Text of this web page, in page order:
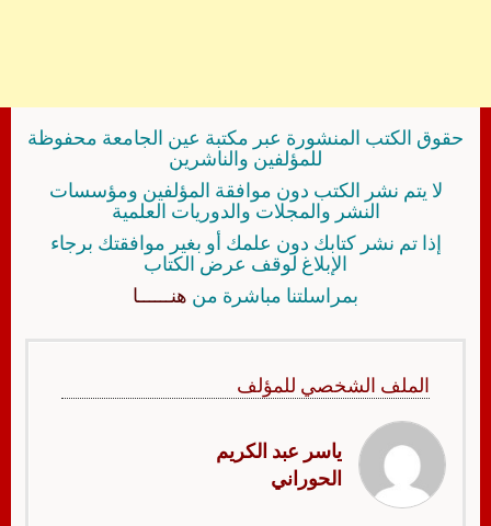
حقوق الكتب المنشورة عبر مكتبة عين الجامعة محفوظة
للمؤلفين والناشرين
لا يتم نشر الكتب دون موافقة المؤلفين ومؤسسات
النشر والمجلات والدوريات العلمية
إذا تم نشر كتابك دون علمك أو بغير موافقتك برجاء
الإبلاغ لوقف عرض الكتاب
بمراسلتنا مباشرة من هنــــــا
الملف الشخصي للمؤلف
ياسر عبد الكريم
الحوراني